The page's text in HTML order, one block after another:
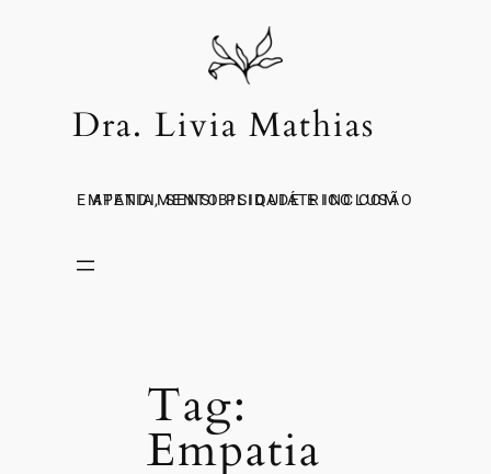
Dra. Livia Mathias
ATENDIMENTO PSIQUIÁTRICO COM EMPATIA, SENSIBILIDADE E INCLUSÃO
Tag:
Empatia